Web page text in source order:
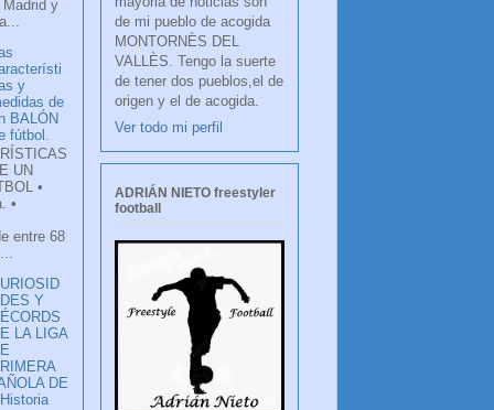
Madrid y
y
de
BALÓN
fútbol.
UN
•
•
entre 68
Y
LA LIGA
DE
de mi pueblo de acogida
MONTORNÈS DEL
VALLÈS. Tengo la suerte
de tener dos pueblos,el de
origen y el de acogida.
Ver todo mi perfil
ADRIÁN NIETO freestyler
football